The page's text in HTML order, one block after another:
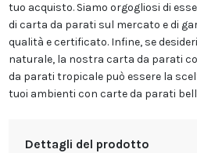
tuo acquisto. Siamo orgogliosi di
di carta da parati sul mercato e di
qualità e certificato. Infine, se
naturale, la nostra carta da parati
da parati tropicale può essere la
tuoi ambienti con carte da parati
Dettagli del prodotto